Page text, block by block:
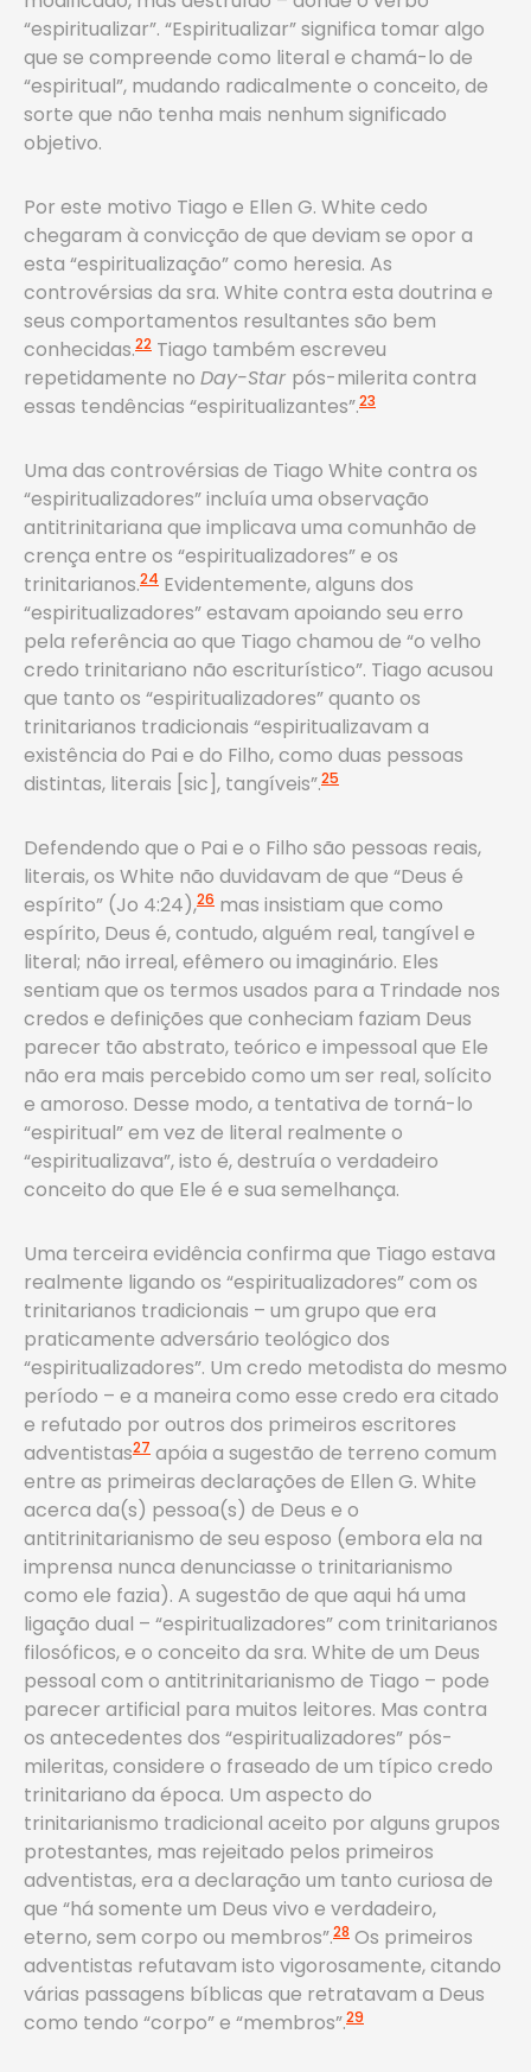
“espiritualizar”. “Espiritualizar” significa tomar algo
que se compreende como literal e chamá-lo de
“espiritual”, mudando radicalmente o conceito, de
sorte que não tenha mais nenhum significado
objetivo.
Por este motivo Tiago e Ellen G. White cedo
chegaram à convicção de que deviam se opor a
esta “espiritualização” como heresia. As
controvérsias da sra. White contra esta doutrina e
seus comportamentos resultantes são bem
conhecidas.22 Tiago também escreveu
repetidamente no Day-Star pós-milerita contra
essas tendências “espiritualizantes”.23
Uma das controvérsias de Tiago White contra os
“espiritualizadores” incluía uma observação
antitrinitariana que implicava uma comunhão de
crença entre os “espiritualizadores” e os
trinitarianos.24 Evidentemente, alguns dos
“espiritualizadores” estavam apoiando seu erro
pela referência ao que Tiago chamou de “o velho
credo trinitariano não escriturístico”. Tiago acusou
que tanto os “espiritualizadores” quanto os
trinitarianos tradicionais “espiritualizavam a
existência do Pai e do Filho, como duas pessoas
distintas, literais [sic], tangíveis”.25
Defendendo que o Pai e o Filho são pessoas reais,
literais, os White não duvidavam de que “Deus é
espírito” (Jo 4:24),26 mas insistiam que como
espírito, Deus é, contudo, alguém real, tangível e
literal; não irreal, efêmero ou imaginário. Eles
sentiam que os termos usados para a Trindade nos
credos e definições que conheciam faziam Deus
parecer tão abstrato, teórico e impessoal que Ele
não era mais percebido como um ser real, solícito
e amoroso. Desse modo, a tentativa de torná-lo
“espiritual” em vez de literal realmente o
“espiritualizava”, isto é, destruía o verdadeiro
conceito do que Ele é e sua semelhança.
Uma terceira evidência confirma que Tiago estava
realmente ligando os “espiritualizadores” com os
trinitarianos tradicionais – um grupo que era
praticamente adversário teológico dos
“espiritualizadores”. Um credo metodista do mesmo
período – e a maneira como esse credo era citado
e refutado por outros dos primeiros escritores
adventistas27 apóia a sugestão de terreno comum
entre as primeiras declarações de Ellen G. White
acerca da(s) pessoa(s) de Deus e o
antitrinitarianismo de seu esposo (embora ela na
imprensa nunca denunciasse o trinitarianismo
como ele fazia). A sugestão de que aqui há uma
ligação dual – “espiritualizadores” com trinitarianos
filosóficos, e o conceito da sra. White de um Deus
pessoal com o antitrinitarianismo de Tiago – pode
parecer artificial para muitos leitores. Mas contra
os antecedentes dos “espiritualizadores” pós-
mileritas, considere o fraseado de um típico credo
trinitariano da época. Um aspecto do
trinitarianismo tradicional aceito por alguns grupos
protestantes, mas rejeitado pelos primeiros
adventistas, era a declaração um tanto curiosa de
que “há somente um Deus vivo e verdadeiro,
eterno, sem corpo ou membros”.28 Os primeiros
adventistas refutavam isto vigorosamente, citando
várias passagens bíblicas que retratavam a Deus
como tendo “corpo” e “membros”.29